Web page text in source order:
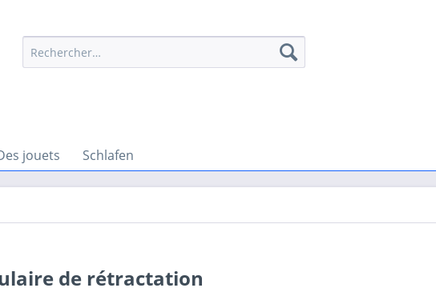
jouets Schlafen
de rétractation